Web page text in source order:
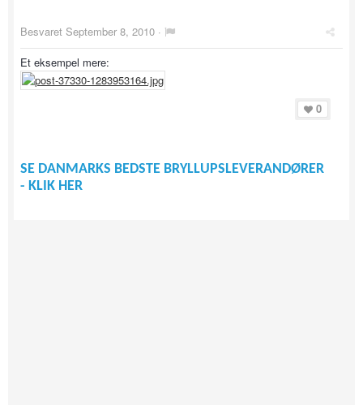
Besvaret September 8, 2010 ·
Et eksempel mere:
0
SE DANMARKS BEDSTE BRYLLUPSLEVERANDØRER
- KLIK HER